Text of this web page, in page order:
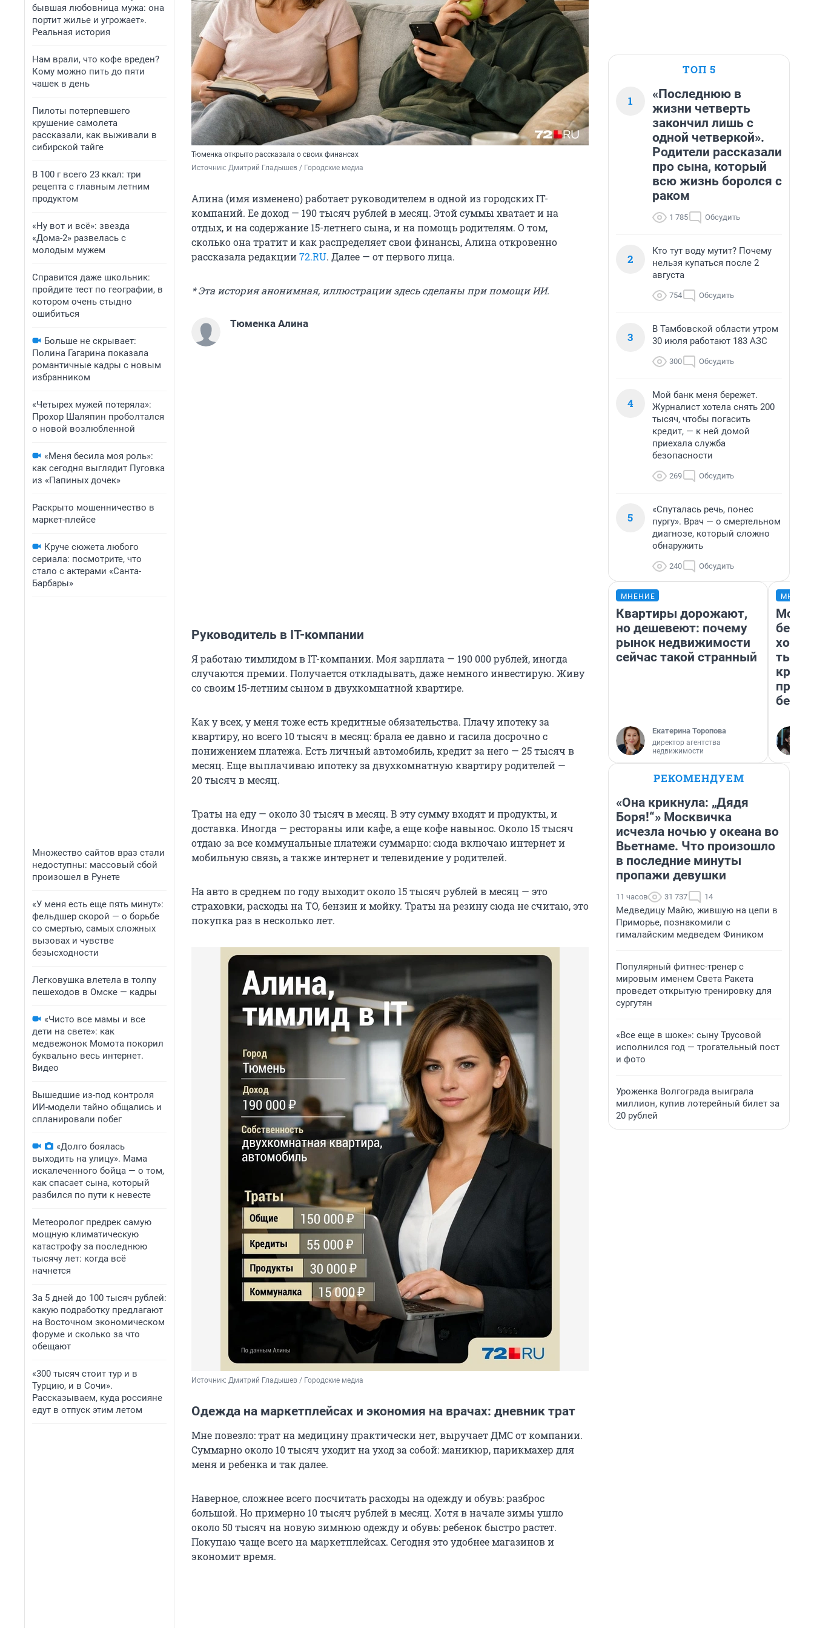
бывшая любовница мужа: она
портит жилье и угрожает».
Реальная история
Нам врали, что кофе вреден?
Кому можно пить до пяти
чашек в день
Пилоты потерпевшего
крушение самолета
рассказали, как выживали в
сибирской тайге
В 100 г всего 23 ккал: три
рецепта с главным летним
продуктом
«Ну вот и всё»: звезда
«Дома-2» развелась с
молодым мужем
Справится даже школьник:
пройдите тест по географии, в
котором очень стыдно
ошибиться
Больше не скрывает:
Полина Гагарина показала
романтичные кадры с новым
избранником
«Четырех мужей потеряла»:
Прохор Шаляпин проболтался
о новой возлюбленной
«Меня бесила моя роль»:
как сегодня выглядит Пуговка
из «Папиных дочек»
Раскрыто мошенничество в
маркет-плейсе
Круче сюжета любого
сериала: посмотрите, что
стало с актерами «Санта-
Барбары»
Множество сайтов враз стали
недоступны: массовый сбой
произошел в Рунете
«У меня есть еще пять минут»:
фельдшер скорой — о борьбе
со смертью, самых сложных
вызовах и чувстве
безысходности
Легковушка влетела в толпу
пешеходов в Омске — кадры
«Чисто все мамы и все
дети на свете»: как
медвежонок Момота покорил
буквально весь интернет.
Видео
Вышедшие из-под контроля
ИИ-модели тайно общались и
спланировали побег
«Долго боялась
выходить на улицу». Мама
искалеченного бойца — о том,
как спасает сына, который
разбился по пути к невесте
Метеоролог предрек самую
мощную климатическую
катастрофу за последнюю
тысячу лет: когда всё
начнется
За 5 дней до 100 тысяч рублей:
какую подработку предлагают
на Восточном экономическом
форуме и сколько за что
обещают
«300 тысяч стоит тур и в
Турцию, и в Сочи».
Рассказываем, куда россияне
едут в отпуск этим летом
Тюменка открыто рассказала о своих финансах
Источник: Дмитрий Гладышев / Городские медиа
Алина (имя изменено) работает руководителем в одной из городских IT-
компаний. Ее доход — 190 тысяч рублей в месяц. Этой суммы хватает и на
отдых, и на содержание 15-летнего сына, и на помощь родителям. О том,
сколько она тратит и как распределяет свои финансы, Алина откровенно
рассказала редакции72.RU. Далее — от первого лица.
* Эта история анонимная, иллюстрации здесь сделаны при помощи ИИ.
Тюменка Алина
Руководитель в IT-компании
Я работаю тимлидом в IT-компании. Моя зарплата — 190 000рублей, иногда
случаются премии. Получается откладывать, даже немного инвестирую. Живу
со своим 15-летним сыном в двухкомнатной квартире.
Как у всех, у меня тоже есть кредитные обязательства. Плачу ипотеку за
квартиру, но всего 10 тысяч в месяц: брала ее давно и гасила досрочно с
понижением платежа. Есть личный автомобиль, кредит за него — 25 тысяч в
месяц. Еще выплачиваю ипотеку за двухкомнатную квартиру родителей —
20 тысяч в месяц.
Траты на еду — около30 тысяч в месяц. В эту сумму входят и продукты, и
доставка. Иногда — рестораны или кафе, а еще кофе навынос. Около 15 тысяч
отдаю за все коммунальные платежи суммарно: сюда включаю интернет и
мобильную связь, а также интернет и телевидение у родителей.
На авто в среднем по году выходит около 15 тысяч рублей в месяц — это
страховки, расходы на ТО, бензин и мойку. Траты на резину сюда не считаю, это
покупка раз в несколько лет.
Источник: Дмитрий Гладышев / Городские медиа
Одежда на маркетплейсах и экономия на врачах: дневник трат
Мне повезло: трат на медицину практически нет, выручает ДМС от компании.
Суммарно около 10 тысяч уходит на уход за собой: маникюр, парикмахер для
меня и ребенка и так далее.
Наверное, сложнее всего посчитать расходы на одежду и обувь: разброс
большой. Но примерно 10 тысяч рублей в месяц. Хотя в начале зимы ушло
около50 тысяч на новую зимнюю одежду и обувь: ребенок быстро растет.
Покупаю чаще всего на маркетплейсах. Сегодня это удобнее магазинов и
экономит время.
ТОП 5
1
«Последнюю в
жизни четверть
закончил лишь с
одной четверкой».
Родители рассказали
про сына, который
всю жизнь боролся с
раком
1 785 Обсудить
2
Кто тут воду мутит? Почему
нельзя купаться после 2
августа
754 Обсудить
3
В Тамбовской области утром
30 июля работают 183 АЗС
300 Обсудить
4
Мой банк меня бережет.
Журналист хотела снять 200
тысяч, чтобы погасить
кредит, — к ней домой
приехала служба
безопасности
269 Обсудить
5
«Спуталась речь, понес
пургу». Врач — о смертельном
диагнозе, который сложно
обнаружить
240 Обсудить
МНЕНИЕ
Квартиры дорожают,
но дешевеют: почему
рынок недвижимости
сейчас такой странный
Екатерина Торопова
директор агентства
недвижимости
Мой
РЕКОМЕНДУЕМ
«Она крикнула: „Дядя
Боря!“» Москвичка
исчезла ночью у океана во
Вьетнаме. Что произошло
в последние минуты
пропажи девушки
11 часов 31 737 14
Медведицу Майю, жившую на цепи в
Приморье, познакомили с
гималайским медведем Фиником
Популярный фитнес-тренер с
мировым именем Света Ракета
проведет открытую тренировку для
сургутян
«Все еще в шоке»: сыну Трусовой
исполнился год — трогательный пост
и фото
Уроженка Волгограда выиграла
миллион, купив лотерейный билет за
20 рублей